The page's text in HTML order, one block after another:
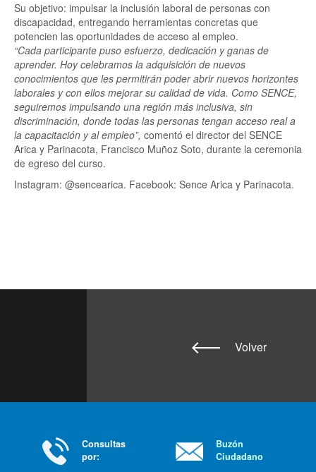
Su objetivo: impulsar la inclusión laboral de personas con
discapacidad, entregando herramientas concretas que
potencien las oportunidades de acceso al empleo.
“Cada participante puso esfuerzo, dedicación y ganas de
aprender. Hoy celebramos la adquisición de nuevos
conocimientos que les permitirán poder abrir nuevos horizontes
laborales y con ellos mejorar su calidad de vida. Como SENCE,
seguiremos impulsando una región más inclusiva, sin
discriminación, donde todas las personas tengan acceso real a
la capacitación y al empleo”, comentó el director del SENCE
Arica y Parinacota, Francisco Muñoz Soto, durante la ceremonia
de egreso del curso.
Instagram: @sencearica. Facebook: Sence Arica y Parinacota.
Volver
Consultas
por:
Buzón
Ciudadano